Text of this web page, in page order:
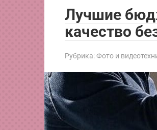
Лучшие
качество
Рубрика:Фото и